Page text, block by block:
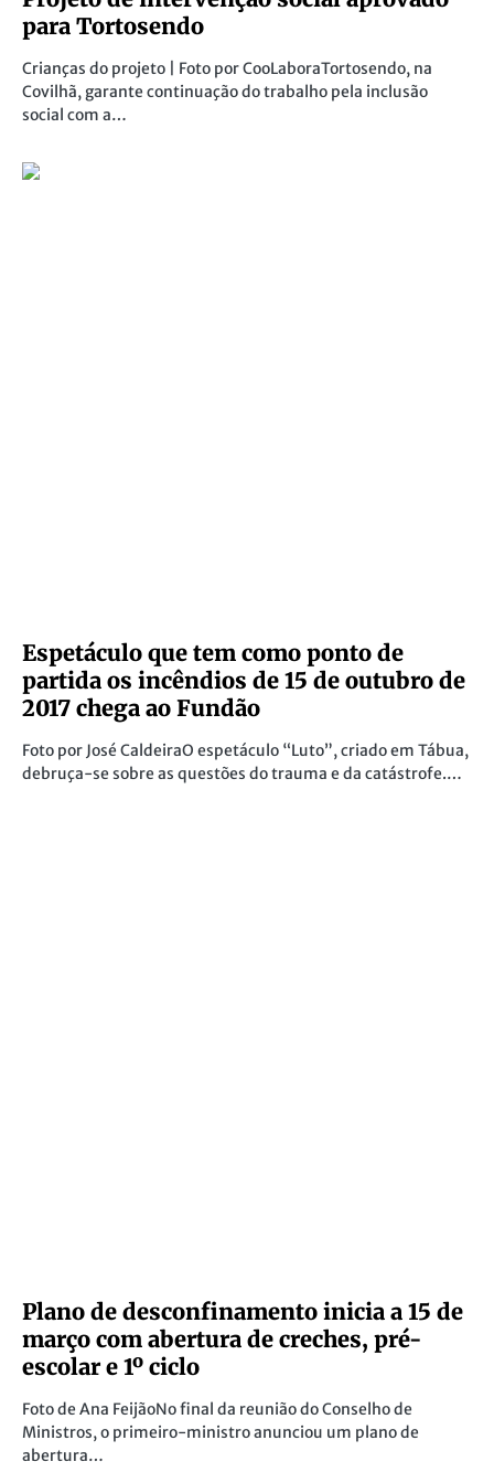
para Tortosendo
Crianças do projeto | Foto por CooLaboraTortosendo, na
Covilhã, garante continuação do trabalho pela inclusão
social com a…
Espetáculo que tem como ponto de
partida os incêndios de 15 de outubro de
2017 chega ao Fundão
Foto por José CaldeiraO espetáculo “Luto”, criado em Tábua,
debruça-se sobre as questões do trauma e da catástrofe.…
Plano de desconfinamento inicia a 15 de
março com abertura de creches, pré-
escolar e 1º ciclo
Foto de Ana FeijãoNo final da reunião do Conselho de
Ministros, o primeiro-ministro anunciou um plano de
abertura…